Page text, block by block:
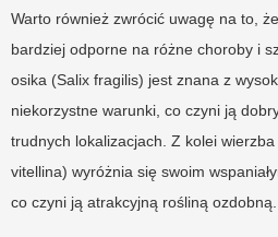
Warto również zwrócić uwagę na to,
bardziej odporne na różne choroby i
osika (Salix fragilis) jest znana z
niekorzystne warunki, co czyni ją
trudnych lokalizacjach. Z kolei
vitellina) wyróżnia się swoim
co czyni ją atrakcyjną rośliną ozdobną.